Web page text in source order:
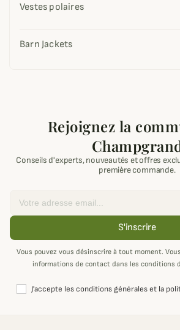
Vestes polaires
Barn Jackets
Rejoignez la
Conseils d'experts, nouveautés et offres
première commande.
S'inscrire
Vous pouvez vous désinscrire à tout moment.
informations de contact dans les conditions
J'accepte les conditions générales et la